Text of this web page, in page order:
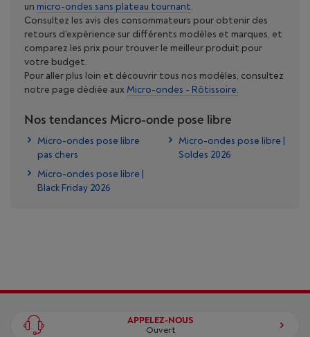
un micro-ondes sans plateau tournant.
Consultez les avis des consommateurs pour obtenir des
retours d'expérience sur différents modèles et marques, et
comparez les prix pour trouver le meilleur produit pour
votre budget.
Pour aller plus loin et découvrir tous nos modèles, consultez
notre page dédiée aux Micro-ondes - Rôtissoire.
Nos tendances Micro-onde pose libre
Micro-ondes pose libre
pas chers
Micro-ondes pose libre |
Black Friday 2026
Micro-ondes pose libre |
Soldes 2026
APPELEZ-NOUS
Ouvert